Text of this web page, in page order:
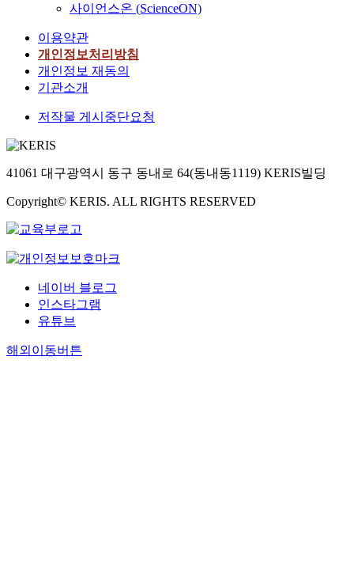
사이언스온 (ScienceON)
이용약관
개인정보처리방침
개인정보 재동의
기관소개
저작물 게시중단요청
41061 대구광역시 동구 동내로 64(동내동1119) KERIS빌딩
Copyright© KERIS. ALL RIGHTS RESERVED
네이버 블로그
인스타그램
유튜브
해외이동버튼